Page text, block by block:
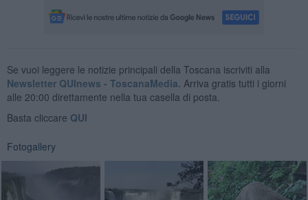
Se vuoi leggere le notizie principali della Toscana iscriviti alla
Newsletter QUInews - ToscanaMedia. Arriva gratis tutti i giorni
alle 20:00 direttamente nella tua casella di posta.
Basta cliccare QUI
Fotogallery